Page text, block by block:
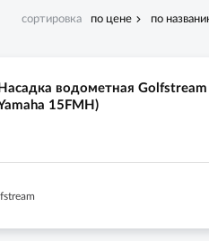
сортировка по цене по
Насадка водометная
15FMH)